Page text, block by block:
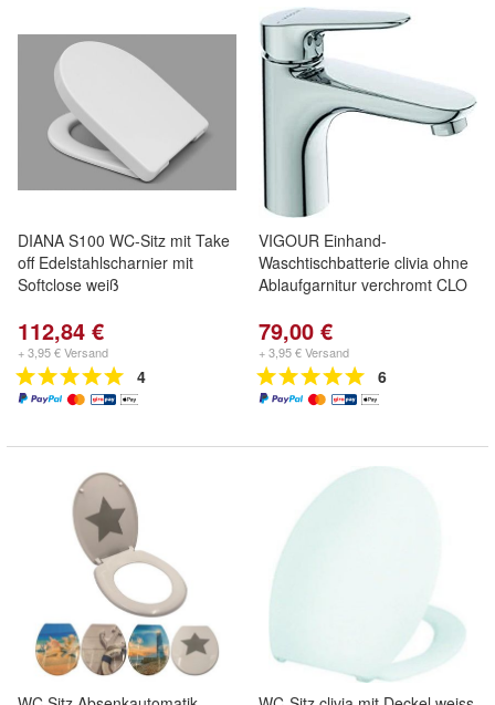
DIANA S100 WC-Sitz mit Take
off Edelstahlscharnier mit
Softclose weiß
112,84 €
+ 3,95 € Versand
4
VIGOUR Einhand-
Waschtischbatterie clivia ohne
Ablaufgarnitur verchromt CLO
79,00 €
+ 3,95 € Versand
6